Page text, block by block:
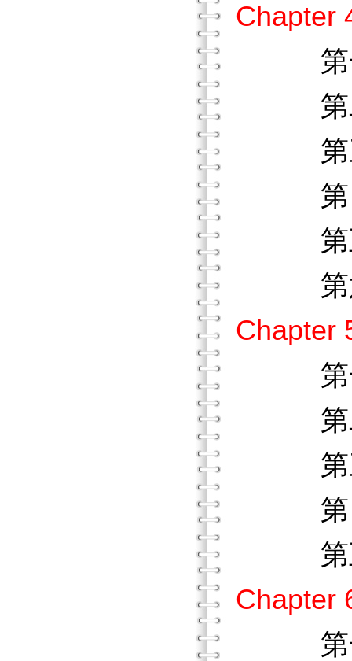
Chapter
第一
第二
第三
第四
第五
第六
Chapter
第一
第二
第三
第四
第五
Chapter
第一